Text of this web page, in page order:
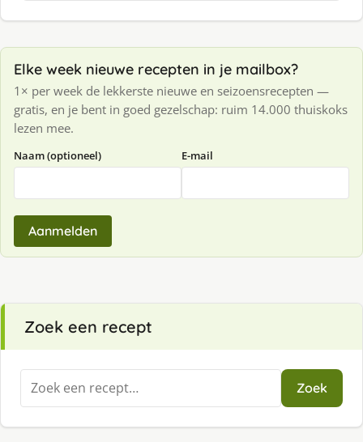
Elke week nieuwe recepten in je mailbox?
1× per week de lekkerste nieuwe en seizoensrecepten —
gratis, en je bent in goed gezelschap: ruim 14.000 thuiskoks
lezen mee.
Naam (optioneel) E-mail
Aanmelden
Zoek een recept
Zoeken
naar:
Zoek